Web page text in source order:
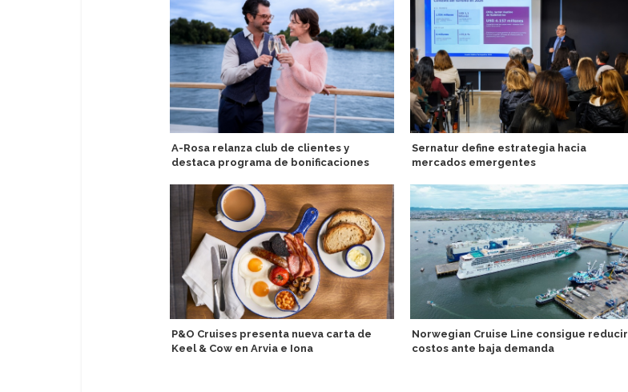
A-Rosa relanza club de clientes y
destaca programa de bonificaciones
P&O Cruises presenta nueva carta de
Keel & Cow en Arvia e Iona
Sernatur define estrategia hacia
mercados emergentes
Norwegian Cruise Line consigue reducir
costos ante baja demanda